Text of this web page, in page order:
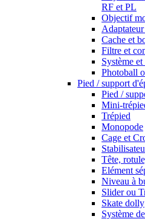
RF et PL
Objectif
Cache et
Filtre et
Système
Photoball
Pied / support
Pied /
Mini-
Trépied
Monopode
Cage et
Tête,
Elément
Niveau à
Slider ou
Skate dolly
Système